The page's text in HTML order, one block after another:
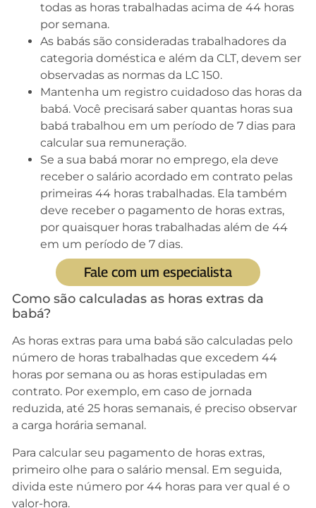
todas as horas trabalhadas acima de 44 horas
por semana.
As babás são consideradas trabalhadores da
categoria doméstica e além da CLT, devem ser
observadas as normas da LC 150.
Mantenha um registro cuidadoso das horas da
babá. Você precisará saber quantas horas sua
babá trabalhou em um período de 7 dias para
calcular sua remuneração.
Se a sua babá morar no emprego, ela deve
receber o salário acordado em contrato pelas
primeiras 44 horas trabalhadas. Ela também
deve receber o pagamento de horas extras,
por quaisquer horas trabalhadas além de 44
em um período de 7 dias.
Fale com um especialista
Como são calculadas as horas extras da
babá?
As horas extras para uma babá são calculadas pelo
número de horas trabalhadas que excedem 44
horas por semana ou as horas estipuladas em
contrato. Por exemplo, em caso de jornada
reduzida, até 25 horas semanais, é preciso observar
a carga horária semanal.
Para calcular seu pagamento de horas extras,
primeiro olhe para o salário mensal. Em seguida,
divida este número por 44 horas para ver qual é o
valor-hora.